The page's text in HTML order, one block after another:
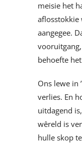
meisie het
aflosstokkie
aangegee.
behoefte
Ons lewe in
verlies. En
uitdagend
wêreld is
hulle skop